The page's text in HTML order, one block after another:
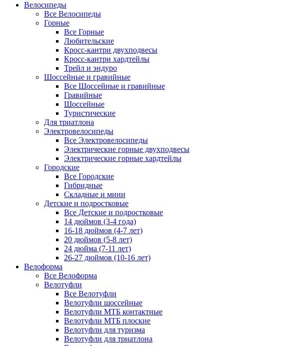
Велосипеды
Все Велосипеды
Горные
Все Горные
Любительские
Кросс-кантри двухподвесы
Кросс-кантри хардтейлы
Трейл и эндуро
Шоссейные и гравийные
Все Шоссейные и гравийные
Гравийные
Шоссейные
Туристические
Для триатлона
Электровелосипеды
Все Электровелосипеды
Электрические горные двухподвесы
Электрические горные хардтейлы
Городские
Все Городские
Гибридные
Складные и мини
Детские и подростковые
Все Детские и подростковые
14 дюймов (3-4 года)
16-18 дюймов (4-7 лет)
20 дюймов (5-8 лет)
24 дюйма (7-11 лет)
26-27 дюймов (10-16 лет)
Велоформа
Все Велоформа
Велотуфли
Все Велотуфли
Велотуфли шоссейные
Велотуфли МТБ контактные
Велотуфли МТБ плоские
Велотуфли для туризма
Велотуфли для триатлона